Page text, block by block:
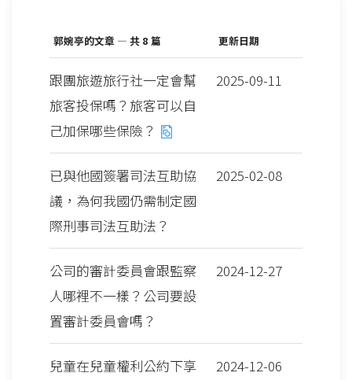
郭婉亭的文章 — 共 8 篇 更新日期
跟團旅遊旅行社一定會幫
旅客投保嗎？旅客可以自
己加保哪些保險？
2025-09-11
已與他國簽署司法互助協
議，為何我國仍需制定國
際刑事司法互助法？
2025-02-08
公司的審計委員會跟監察
人哪裡不一樣？公司要設
置審計委員會嗎？
2024-12-27
兒童在兒童權利公約下享
2024-12-06